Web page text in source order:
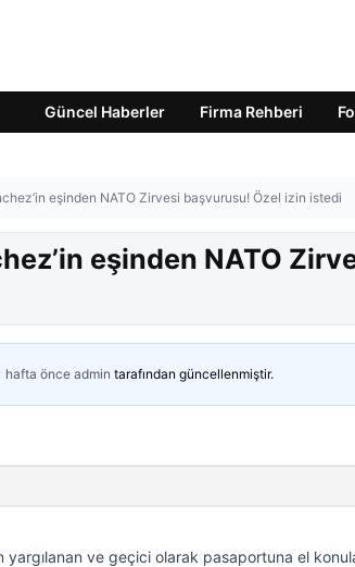
Güncel Haberler Firma Rehberi
eşinden NATO Zirvesi başvurusu! Özel izin istedi
eşinden NATO
hafta önce admin tarafından güncellenmiştir.
yargılanan ve geçici olarak pasaportuna el